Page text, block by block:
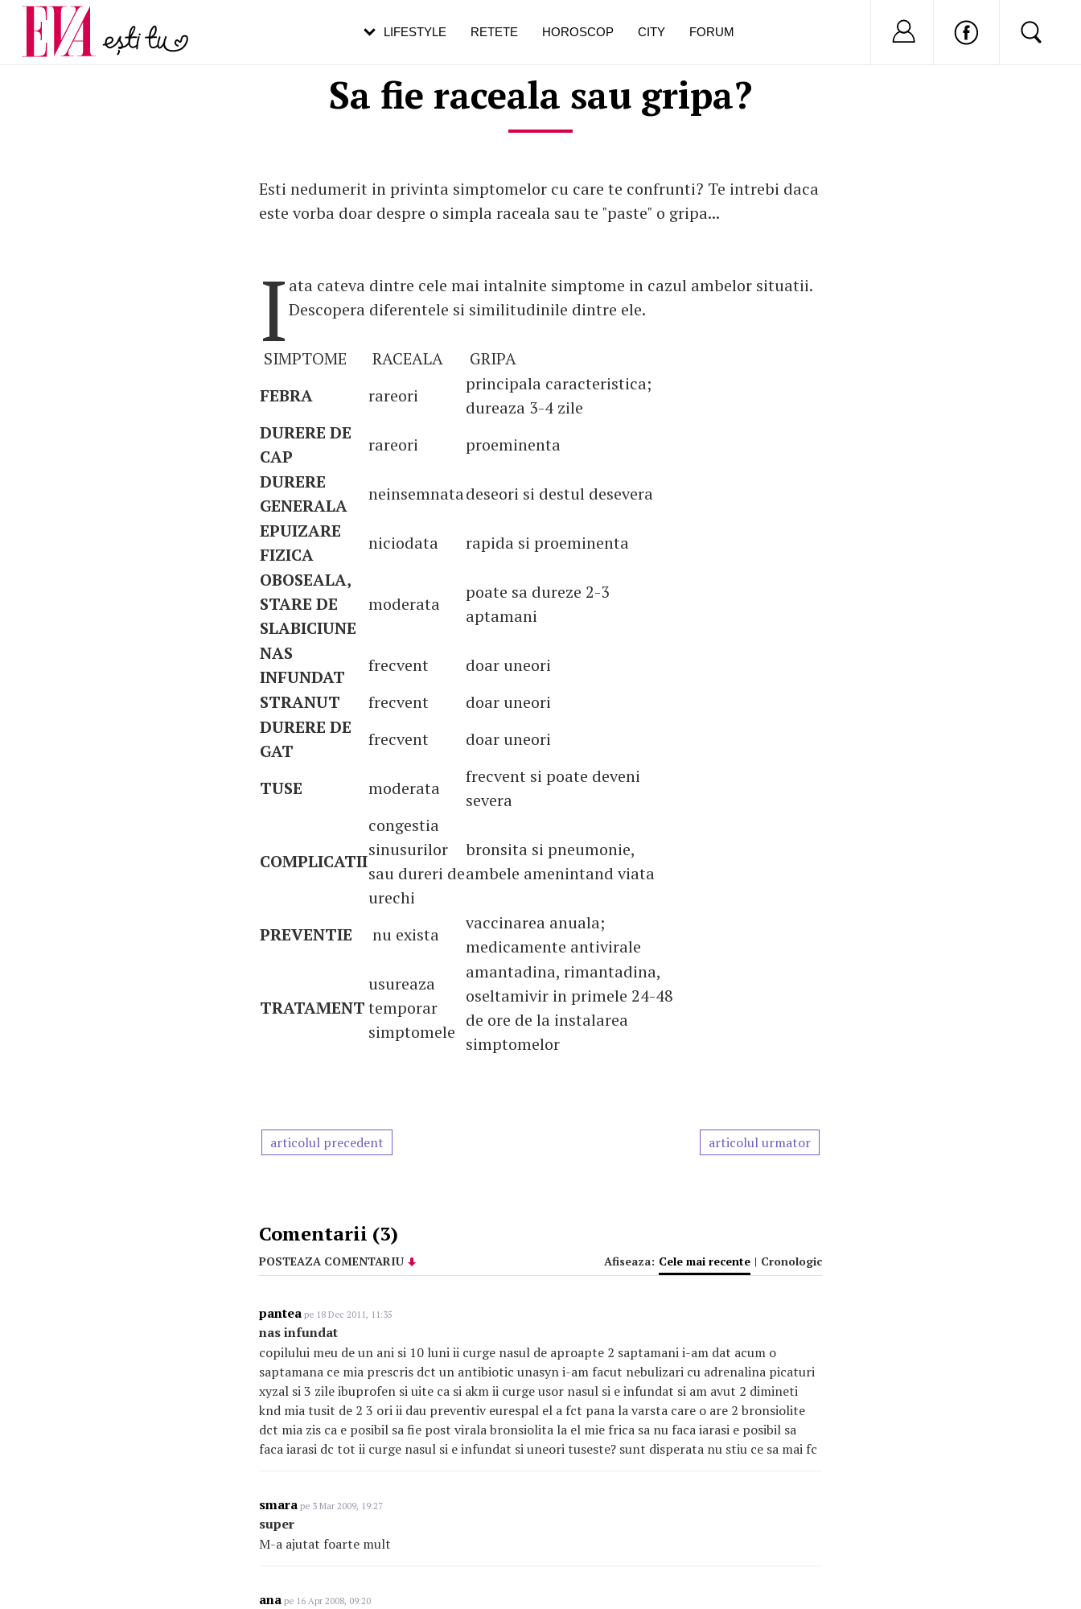
Sa fie raceala sau gripa?
Esti nedumerit in privinta simptomelor cu care te confrunti? Te intrebi daca
este vorba doar despre o simpla raceala sau te "paste" o gripa...
I ata cateva dintre cele mai intalnite simptome in cazul ambelor situatii.
Descopera diferentele si similitudinile dintre ele.
SIMPTOME RACEALA
GRIPA
FEBRA
rareori
principala caracteristica;
dureaza 3-4 zile
DURERE DE
CAP
rareori
proeminenta
DURERE
GENERALA
neinsemnatadeseori si destul desevera
EPUIZARE
FIZICA
niciodata
rapida si proeminenta
OBOSEALA,
STARE DE
SLABICIUNE
moderata
poate sa dureze 2-3
aptamani
NAS
INFUNDAT
frecvent
doar uneori
STRANUT
frecvent
doar uneori
DURERE DE
GAT
frecvent doar uneori
TUSE moderata
frecvent si poate deveni
severa
COMPLICATII
congestia
sinusurilor
sau dureri de
urechi
bronsita si pneumonie,
ambele amenintand viata
PREVENTIE nu exista
vaccinarea anuala;
medicamente antivirale
TRATAMENT
usureaza
temporar
simptomele
amantadina, rimantadina,
oseltamivir in primele 24-48
de ore de la instalarea
simptomelor
articolul precedent articolul urmator
Comentarii (3)
POSTEAZA COMENTARIU Afiseaza: Cele mai recente | Cronologic
pantea pe 18 Dec 2011, 11:35
nas infundat
copilului meu de un ani si 10 luni ii curge nasul de aproapte 2 saptamani i-am dat acum o
saptamana ce mia prescris dct un antibiotic unasyn i-am facut nebulizari cu adrenalina picaturi
xyzal si 3 zile ibuprofen si uite ca si akm ii curge usor nasul si e infundat si am avut 2 dimineti
knd mia tusit de 2 3 ori ii dau preventiv eurespal el a fct pana la varsta care o are 2 bronsiolite
dct mia zis ca e posibil sa fie post virala bronsiolita la el mie frica sa nu faca iarasi e posibil sa
faca iarasi dc tot ii curge nasul si e infundat si uneori tuseste? sunt disperata nu stiu ce sa mai fc
smara pe 3 Mar 2009, 19:27
super
M-a ajutat foarte mult
ana pe 16 Apr 2008, 09:20
LIFESTYLE RETETE HOROSCOP CITY FORUM Nu ai cont?
Carieră
Actualitate
pe măsură ce înaintezi în vârstă
de dureroasă este investigația